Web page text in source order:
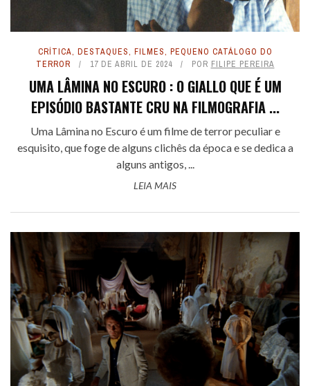
CRÍTICA, DESTAQUES, FILMES, PEQUENO CATÁLOGO DO
TERROR
17 DE ABRIL DE 2024 POR FILIPE PEREIRA
UMA LÂMINA NO ESCURO : O GIALLO QUE É UM
EPISÓDIO BASTANTE CRU NA FILMOGRAFIA ...
Uma Lâmina no Escuro é um filme de terror peculiar e
esquisito, que foge de alguns clichês da época e se dedica a
alguns antigos, ...
LEIA MAIS